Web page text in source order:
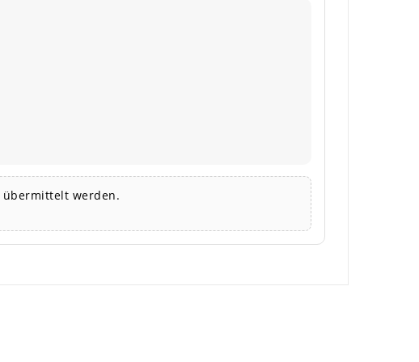
übermittelt werden.